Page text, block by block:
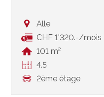
Alle
CHF 1'320.-/mois
101 m²
4.5
2ème étage